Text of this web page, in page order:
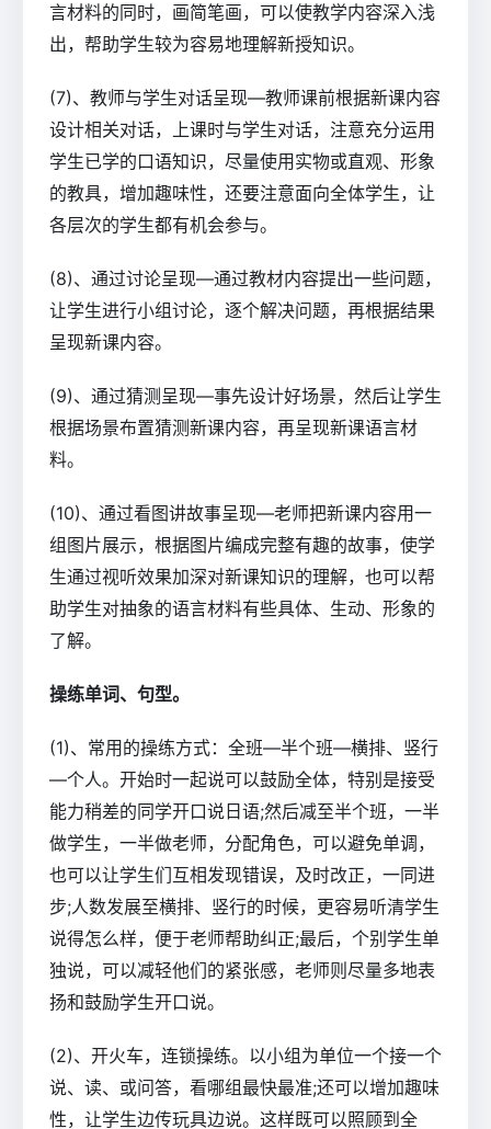
言材料的同时，画简笔画，可以使教学内容深入浅
出，帮助学生较为容易地理解新授知识。
(7)、教师与学生对话呈现—教师课前根据新课内容
设计相关对话，上课时与学生对话，注意充分运用
学生已学的口语知识，尽量使用实物或直观、形象
的教具，增加趣味性，还要注意面向全体学生，让
各层次的学生都有机会参与。
(8)、通过讨论呈现—通过教材内容提出一些问题，
让学生进行小组讨论，逐个解决问题，再根据结果
呈现新课内容。
(9)、通过猜测呈现—事先设计好场景，然后让学生
根据场景布置猜测新课内容，再呈现新课语言材
料。
(10)、通过看图讲故事呈现—老师把新课内容用一
组图片展示，根据图片编成完整有趣的故事，使学
生通过视听效果加深对新课知识的理解，也可以帮
助学生对抽象的语言材料有些具体、生动、形象的
了解。
操练单词、句型。
(1)、常用的操练方式：全班—半个班—横排、竖行
—个人。开始时一起说可以鼓励全体，特别是接受
能力稍差的同学开口说日语;然后减至半个班，一半
做学生，一半做老师，分配角色，可以避免单调，
也可以让学生们互相发现错误，及时改正，一同进
步;人数发展至横排、竖行的时候，更容易听清学生
说得怎么样，便于老师帮助纠正;最后，个别学生单
独说，可以减轻他们的紧张感，老师则尽量多地表
扬和鼓励学生开口说。
(2)、开火车，连锁操练。以小组为单位一个接一个
说、读、或问答，看哪组最快最准;还可以增加趣味
性，让学生边传玩具边说。这样既可以照顾到全